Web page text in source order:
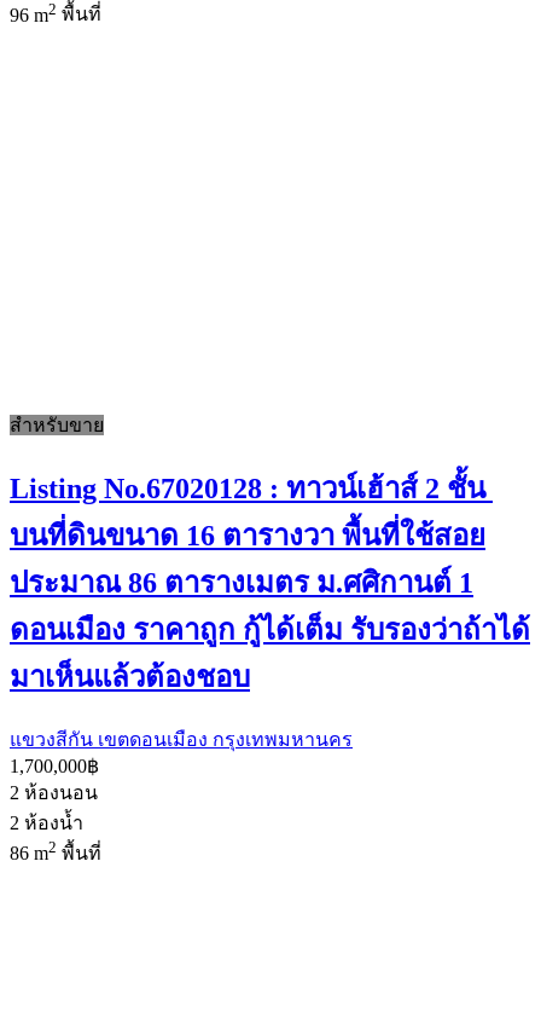
96 m2 พื้นที่
สำหรับขาย
Listing No.67020128 : ทาวน์เฮ้าส์ 2 ชั้น
บนที่ดินขนาด 16 ตารางวา พื้นที่ใช้สอย
ประมาณ 86 ตารางเมตร ม.ศศิกานต์ 1
ดอนเมือง ราคาถูก กู้ได้เต็ม รับรองว่าถ้าได้
มาเห็นแล้วต้องชอบ
แขวงสีกัน เขตดอนเมือง กรุงเทพมหานคร
1,700,000฿
2 ห้องนอน
2 ห้องน้ำ
86 m2 พื้นที่